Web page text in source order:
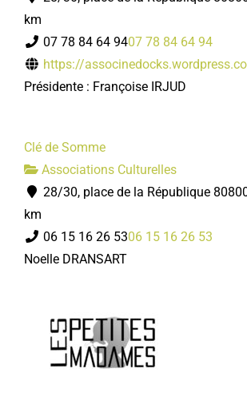
km
07 78 84 64 9407 78 84 64 94
https://
Présidente : Françoise IRJUD
Clé de Somme
Associations Culturelles
28/30, place de la République
km
06 15 16 26 5306 15 16 26 53
Noelle DRANSART